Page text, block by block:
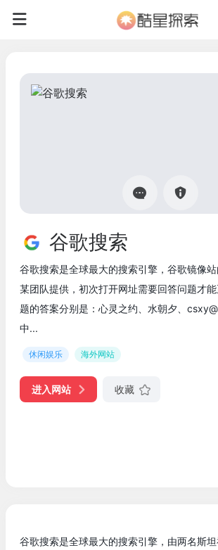
谷歌搜索
谷歌搜索是全球最大的搜索引擎，谷歌镜像
某团队提供，初次打开网址需要回答问题才
题的答案分别是：心灵之约、水朝夕、
中...
休闲娱乐 海外网站
进入网站 收藏
谷歌搜索是全球最大的搜索引擎，由两名斯